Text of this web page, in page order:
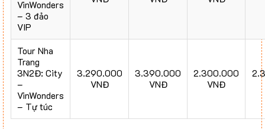
VinWonders
– 3 đảo
VIP
Tour Nha
Trang
3N2Đ: City
–
VinWonders
– Tự túc
3.290.000
VNĐ
3.390.000
VNĐ
2.300.000
VNĐ